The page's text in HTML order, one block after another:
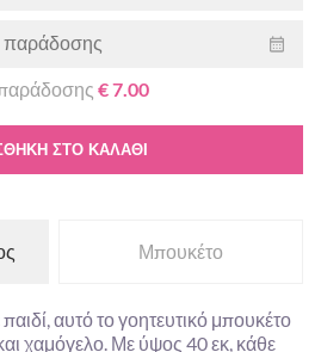
€ 7.00
ΣΤΟ ΚΑΛΆΘΙ
Μπουκέτο
αυτό το γοητευτικό μπουκέτο
χαμόγελο. Με ύψος 40 εκ, κάθε